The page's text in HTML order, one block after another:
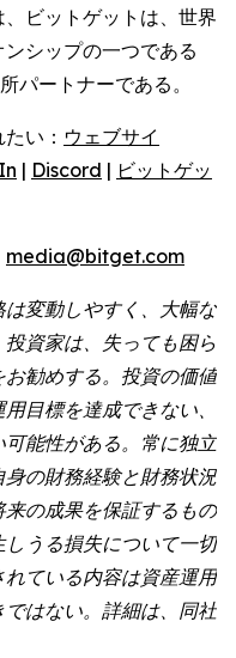
ビットゲットは、世界
シップの一つである
パートナーである。
い： ウェブサイ
| Discord | ビットゲッ
media@bitget.com
変動しやすく、大幅な
資家は、失っても困ら
勧めする。投資の価値
目標を達成できない、
能性がある。常に独立
の財務経験と財務状況
の成果を保証するもの
うる損失について一切
ている内容は資産運用
はない。詳細は、同社